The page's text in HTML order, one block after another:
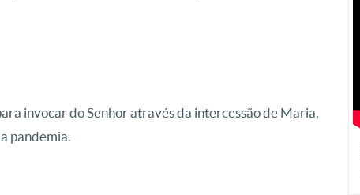
invocar do Senhor através da intercessão de Maria,
pandemia.